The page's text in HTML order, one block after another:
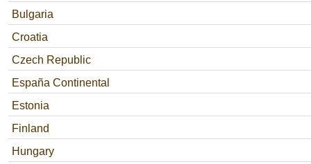
Bulgaria
Croatia
Czech Republic
España Continental
Estonia
Finland
Hungary